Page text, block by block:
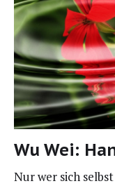
Wu Wei:
Nur wer sich